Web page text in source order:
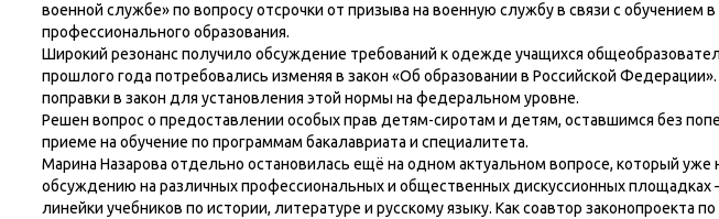
военной службе» по вопросу отсрочки от призыва на военную службу в связи с обучением в
профессионального образования.
Широкий резонанс получило обсуждение требований к одежде учащихся
прошлого года потребовались изменяя в закон «Об образовании в Российской
поправки в закон для установления этой нормы на федеральном уровне.
Решен вопрос о предоставлении особых прав детям-сиротам и детям, оставшимся без
приеме на обучение по программам бакалавриата и специалитета.
Марина Назарова отдельно остановилась ещё на одном актуальном вопросе, который уже
обсуждению на различных профессиональных и общественных дискуссионных площадках
линейки учебников по истории, литературе и русскому языку. Как соавтор законопроекта